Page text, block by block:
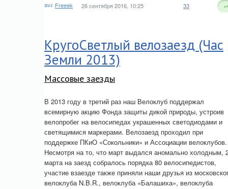
Freeek 26 сентября 2016, 10:25 33
КругоСветлый велозаезд (Час
Земли 2013)
Массовые заезды
В 2013 году в третий раз наш Велоклуб поддержал
всемирную акцию Фонда защиты дикой природы, устроив
велопробег на велосипедах украшенных светодиодами и
светящимися маркерами. Велозаезд проходил при
поддержке ПКиО «Сокольники» и Ассоциации велоклубов.
Несмотря на то, что март выдался аномально холодным,
марта на заезд собралось порядка 80 велосипедистов,
участие взаезде также приняли наши друзья из
велоклуба N.B.R., велоклуба «Балашиха», велоклуба